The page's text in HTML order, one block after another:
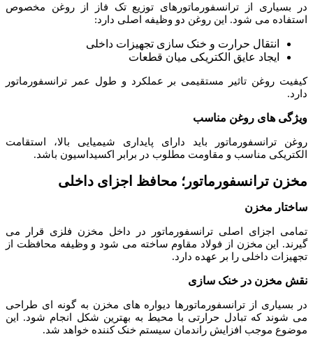
در بسیاری از ترانسفورماتورهای توزیع تک فاز از روغن مخصوص
استفاده می شود. این روغن دو وظیفه اصلی دارد:
انتقال حرارت و خنک سازی تجهیزات داخلی
ایجاد عایق الکتریکی میان قطعات
کیفیت روغن تاثیر مستقیمی بر عملکرد و طول عمر ترانسفورماتور
دارد.
ویژگی های روغن مناسب
روغن ترانسفورماتور باید دارای پایداری شیمیایی بالا، استقامت
الکتریکی مناسب و مقاومت مطلوب در برابر اکسیداسیون باشد.
مخزن ترانسفورماتور؛ محافظ اجزای داخلی
ساختار مخزن
تمامی اجزای اصلی ترانسفورماتور در داخل مخزن فلزی قرار می
گیرند. این مخزن از فولاد مقاوم ساخته می شود و وظیفه محافظت از
تجهیزات داخلی را بر عهده دارد.
نقش مخزن در خنک سازی
در بسیاری از ترانسفورماتورها دیواره های مخزن به گونه ای طراحی
می شوند که تبادل حرارتی با محیط به بهترین شکل انجام شود. این
موضوع موجب افزایش راندمان سیستم خنک کننده خواهد شد.